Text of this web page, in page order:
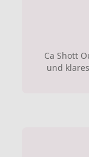
Ca Shott
und